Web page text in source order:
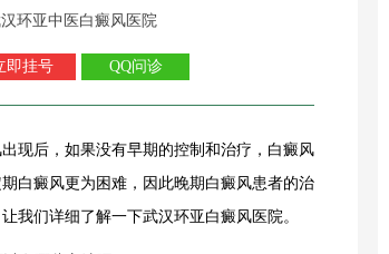
环亚中医白癜风医院
即挂号 QQ问诊
后，如果没有早期的控制和治疗，白癜风
白癜风更为困难，因此晚期白癜风患者的治
我们详细了解一下武汉环亚白癜风医院。